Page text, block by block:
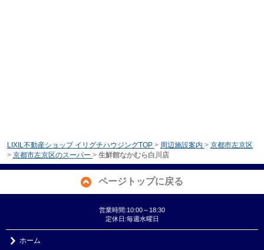
LIXIL不動産ショップ イリグチハウジングTOP > 周辺施設案内 > 京都市左京区
> 京都市左京区のスーパー > 生鮮館なかむら白川店
ページトップに戻る
営業時間:10:00～18:30
定休日:毎週水曜日
ホーム